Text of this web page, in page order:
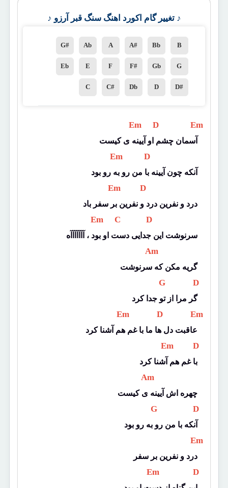
♪ تغییر گام اکورد اهنگ سنگ قبر آرزو ♪
B
Bb
A#
A
Ab
G#
G
Gb
F#
F
E
Eb
D#
D
Db
C#
C
Em D Em
آسمان چشم او آیینه ی کیست
Em D
آنکه چون آیینه با من رو به رو بود
Em D
درد و نفرین درد و نفرین بر سفر باد
Em C D
سرنوشت این جدایی دست او بود ، آآآآآآآه
Am
گریه مکن که سرنوشت
G D
گر مرا از تو جدا کرد
Em D Em
عاقبت دل ها ما با غم هم آشنا کرد
Em D
با غم هم آشنا کرد
Am
چهره اش آیینه ی کیست
G D
آنکه با من رو به رو بود
Em
درد و نفرین بر سفر
Em D